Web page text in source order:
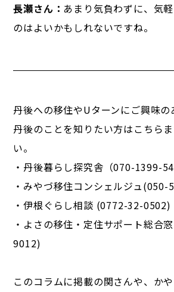
長瀬さん： あまり気負わずに、気
のはよいかもしれないですね。
丹後への移住やUターンにご興味の
丹後のことを知りたい方はこちら
い。
・丹後暮らし探究舎（070-1399-
・みやづ移住コンシェルジュ
・伊根ぐらし相談 (0772-32-0502)
・よさの移住・定住サポート総合
9012)
このコラムに掲載の関さんや、かや